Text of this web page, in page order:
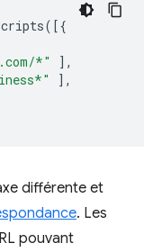
([{
*"
],
],
différente et
. Les
pouvant